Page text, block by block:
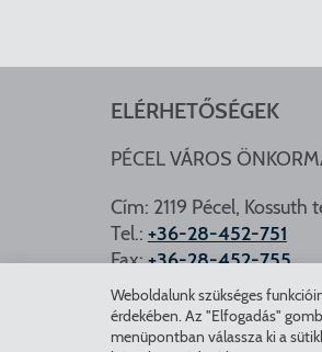
ELÉRHETŐSÉGEK
PÉCEL VÁROS
Cím: 2119 Pécel, Kossuth
Tel.: +36-28-452-751
Fax:+36-28-452-755
e-mail:
hivatal@pecel.hu
Weboldallal kapcsolatos
Weboldalunk szükséges
érdekében. Az "Elfogadás"
menüpontban válassza ki a